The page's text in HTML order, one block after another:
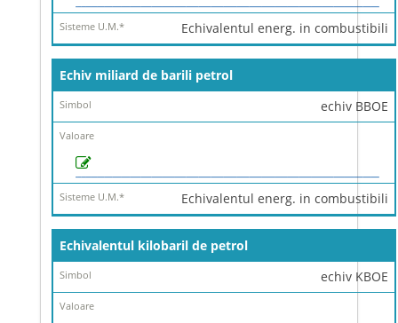
Echivalentul energ. in combustibili
Echiv miliard de barili petrol
echiv BBOE
Echivalentul energ. in combustibili
Echivalentul kilobaril de petrol
echiv KBOE